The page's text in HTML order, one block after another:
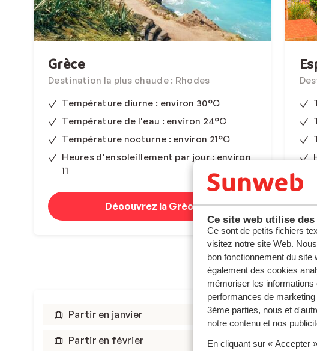
Ce site web utilise des
Ce sont de petits fichiers
visitez notre site Web.
bon fonctionnement du
également des cookies
mémoriser les
performances de
3ème parties, nous et
notre contenu et nos
En cliquant sur « Accepter
Grèce
Destination la plus chaude : Rhodes
Température diurne : environ 30°C
Température de l'eau : environ 24°C
Température nocturne : environ 21°C
Heures d'ensoleillement par jour : environ
11
Découvrez la Grèce
Partir en janvier
Partir en février